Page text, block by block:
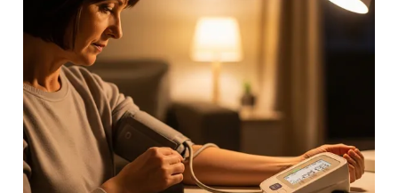
Theo dõi báo trên
Hotline
0906 645 777
Liên hệ quảng cáo
0908 780 404